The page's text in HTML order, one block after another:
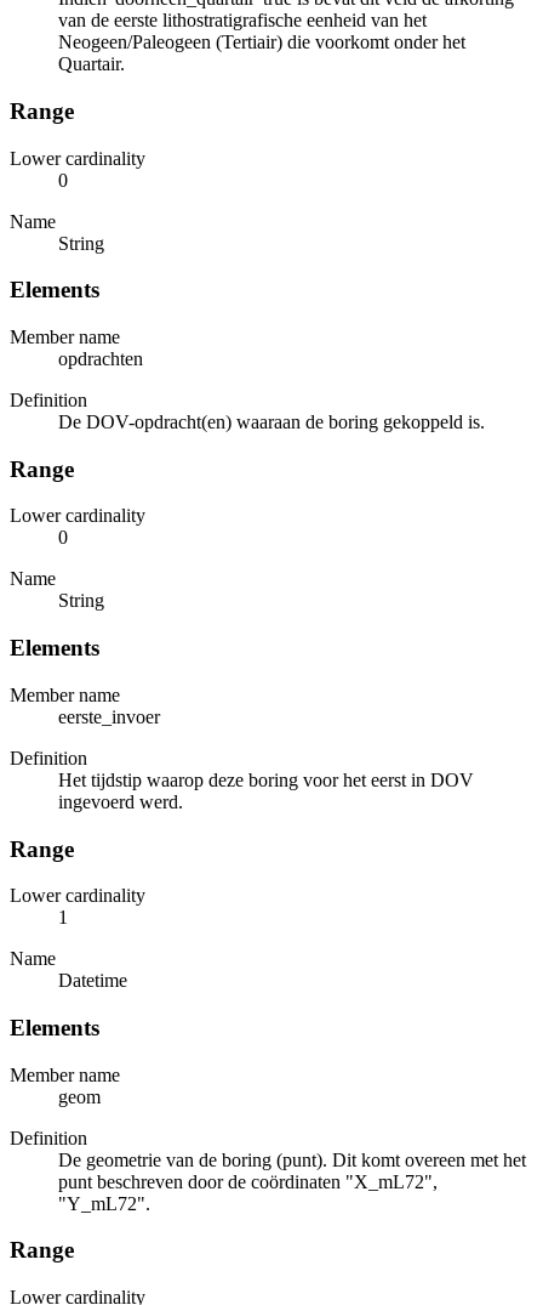
van de eerste lithostratigrafische eenheid van het
Neogeen/Paleogeen (Tertiair) die voorkomt onder het
Quartair.
Range
Lower cardinality
0
Name
String
Elements
Member name
opdrachten
Definition
De DOV-opdracht(en) waaraan de boring gekoppeld is.
Range
Lower cardinality
0
Name
String
Elements
Member name
eerste_invoer
Definition
Het tijdstip waarop deze boring voor het eerst in DOV
ingevoerd werd.
Range
Lower cardinality
1
Name
Datetime
Elements
Member name
geom
Definition
De geometrie van de boring (punt). Dit komt overeen met het
punt beschreven door de coördinaten "X_mL72",
"Y_mL72".
Range
Lower cardinality